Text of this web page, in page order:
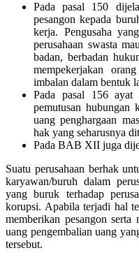
Pada pasal 150
pesangon kepada
kerja. Pengusaha
perusahaan swasta
badan, berbadan
mempekerjakan
imbalan dalam bentuk
Pada pasal 156
pemutusan hubungan
uang penghargaan
hak yang seharusnya
Pada BAB XII juga
Suatu perusahaan berhak
karyawan/buruh dalam
yang buruk terhadap
korupsi. Apabila terjadi hal
memberikan pesangon serta
uang pengembalian uang
tersebut.